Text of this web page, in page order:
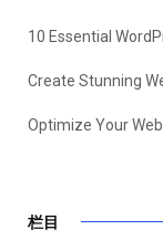
10 Essential
Create Stunning
Optimize Your
栏目